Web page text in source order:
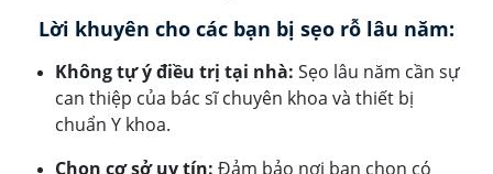
Lời khuyên cho các bạn bị sẹo rỗ lâu năm:
Không tự ý điều trị tại nhà: Sẹo lâu năm cần sự
can thiệp của bác sĩ chuyên khoa và thiết bị
chuẩn Y khoa.
Chọn cơ sở uy tín: Đảm bảo nơi bạn chọn có